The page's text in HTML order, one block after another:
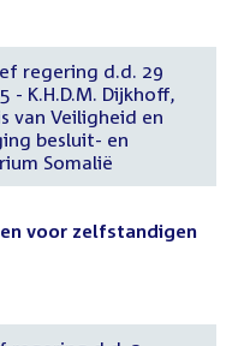
regering d.d. 29
- K.H.D.M. Dijkhoff,
van Veiligheid en
besluit- en
Somalië
voor zelfstandigen